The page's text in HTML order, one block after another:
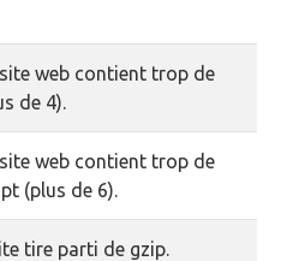
web contient trop de
de 4).
web contient trop de
(plus de 6).
tire parti de gzip.